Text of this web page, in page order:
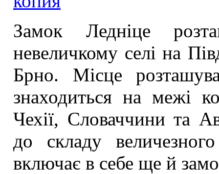
Замок Ледніце
невеличкому селі на
Брно. Місце
знаходиться на межі
Чехії, Словаччини та
до складу
включає в себе ще й